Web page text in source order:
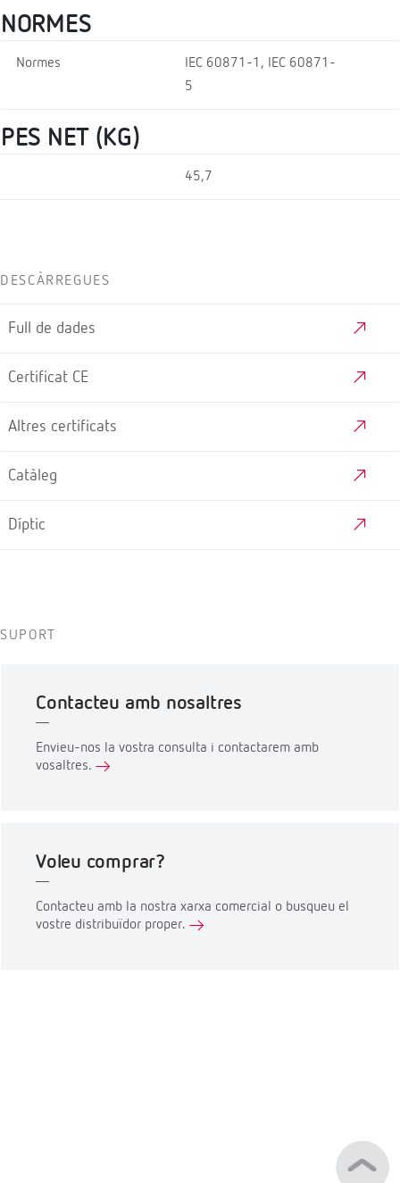
NORMES
Normes
IEC 60871-1, IEC 60871-
5
PES NET (KG)
45,7
DESCÀRREGUES
Full de dades
Certificat CE
Altres certificats
Catàleg
Díptic
SUPORT
Contacteu amb nosaltres
Envieu-nos la vostra consulta i contactarem amb
vosaltres.
Voleu comprar?
Contacteu amb la nostra xarxa comercial o busqueu el
vostre distribuïdor proper.